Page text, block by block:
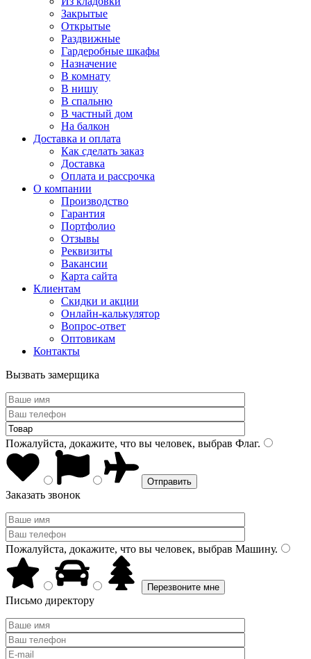
Закрытые
Открытые
Раздвижные
Гардеробные шкафы
Назначение
В комнату
В нишу
В спальню
В частный дом
На балкон
Доставка и оплата
Как сделать заказ
Доставка
Оплата и рассрочка
О компании
Производство
Гарантия
Портфолио
Отзывы
Реквизиты
Вакансии
Карта сайта
Клиентам
Скидки и акции
Онлайн-калькулятор
Вопрос-ответ
Оптовикам
Контакты
Вызвать замерщика
Пожалуйста, докажите, что вы человек, выбрав Флаг.
Заказать звонок
Пожалуйста, докажите, что вы человек, выбрав Машину.
Письмо директору